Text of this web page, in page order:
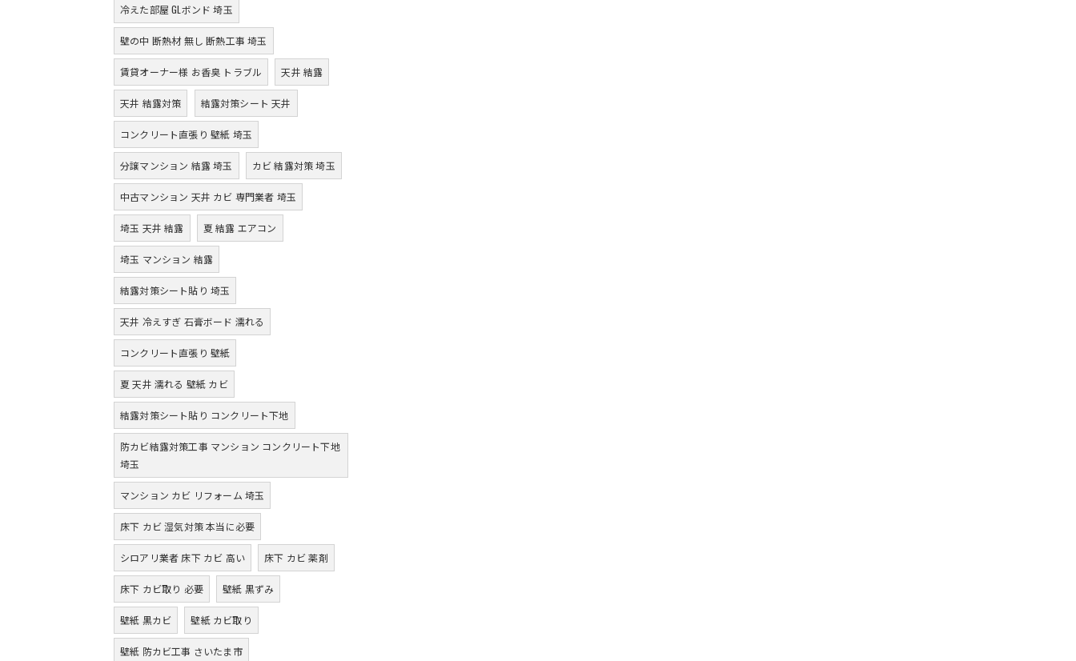
冷えた部屋 GLボンド 埼玉
壁の中 断熱材 無し 断熱工事 埼玉
賃貸オーナー様 お香臭 トラブル 天井 結露
天井 結露対策 結露対策シート 天井
コンクリート直張り 壁紙 埼玉
分譲マンション 結露 埼玉 カビ 結露対策 埼玉
中古マンション 天井 カビ 専門業者 埼玉
埼玉 天井 結露 夏 結露 エアコン
埼玉 マンション 結露
結露対策シート貼り 埼玉
天井 冷えすぎ 石膏ボード 濡れる
コンクリート直張り 壁紙
夏 天井 濡れる 壁紙 カビ
結露対策シート貼り コンクリート下地
防カビ結露対策工事 マンション コンクリート下地
埼玉
マンション カビ リフォーム 埼玉
床下 カビ 湿気対策 本当に必要
シロアリ業者 床下 カビ 高い 床下 カビ 薬剤
床下 カビ取り 必要 壁紙 黒ずみ
壁紙 黒カビ 壁紙 カビ取り
壁紙 防カビ工事 さいたま市